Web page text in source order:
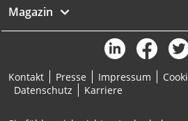
Magazin
Kontakt Presse Impressum
Datenschutz
Karriere